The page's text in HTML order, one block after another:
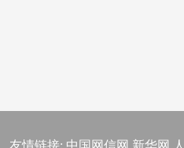
友情链接: 中国网信网 新华网